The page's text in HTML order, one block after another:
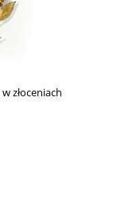
złoceniach